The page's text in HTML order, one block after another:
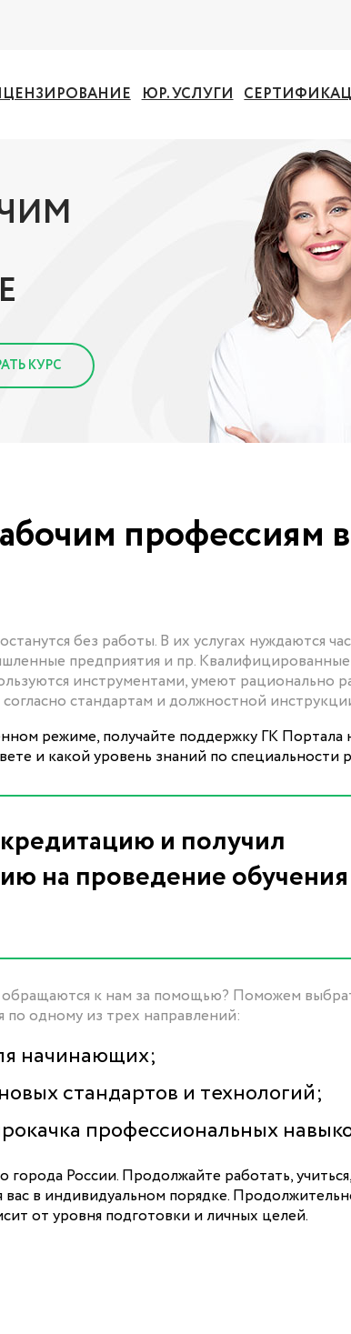
ЮР. УСЛУГИ
КУРС
профессиям в
без работы. В их услугах нуждаются
предприятия и пр.
инструментами, умеют рационально
стандартам и должностной
режиме, получайте поддержку ГК Портала
и какой уровень знаний по специальности
и получил
на проведение обучения
обращаются к нам за помощью? Поможем
по одному из трех направлений:
начинающих;
стандартов и технологий;
профессиональных
России. Продолжайте работать,
в индивидуальном порядке.
от уровня подготовки и личных целей.